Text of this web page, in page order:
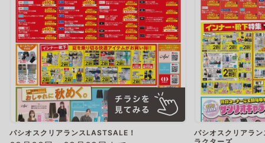
パシオスクリアランスLASTSALE！
パシオスクリアラ